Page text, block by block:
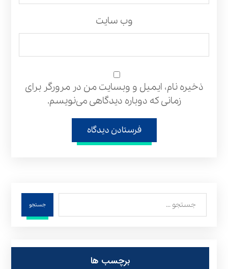
وب‌ سایت
ذخیره نام، ایمیل و وبسایت من در مرورگر برای
زمانی که دوباره دیدگاهی می‌نویسم.
فرستادن دیدگاه
جستجو
برچسب ها